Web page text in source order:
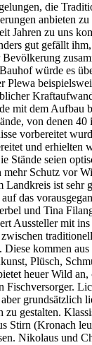
die
anbieten
Jahren zu uns
gut gefällt
würde es
Plewa
mit dem Aufbau
von denen 40
vorbereitet
und erhielten
Stände seien
mehr Schutz vor
Landkreis ist sehr
das
und Tina
Aussteller mit
Diese kommen
Plüsch,
heuer Wild an,
Fischversorger.
grundsätzlich
zu gestalten.
Stirn (Kronach
Nikolaus und